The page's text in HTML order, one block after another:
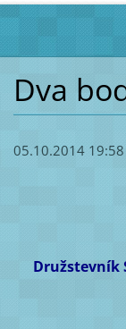
Dva
05.10.2014 19:58
Družstevník